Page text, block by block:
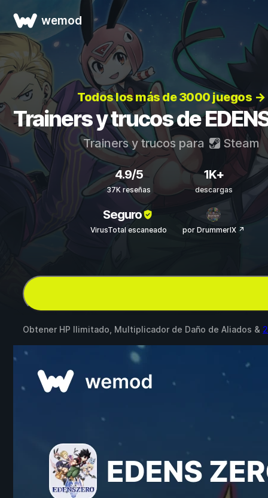
wemod
Todos los más de 3000 juegos →
Trainers y trucos de
Trainers y trucos para Steam
4.9/5
37K reseñas
1K+
descargas
Seguro
VirusTotal escaneado por DrummerIX ↗
Obtener HP Ilimitado, Multiplicador de Daño de Aliados &